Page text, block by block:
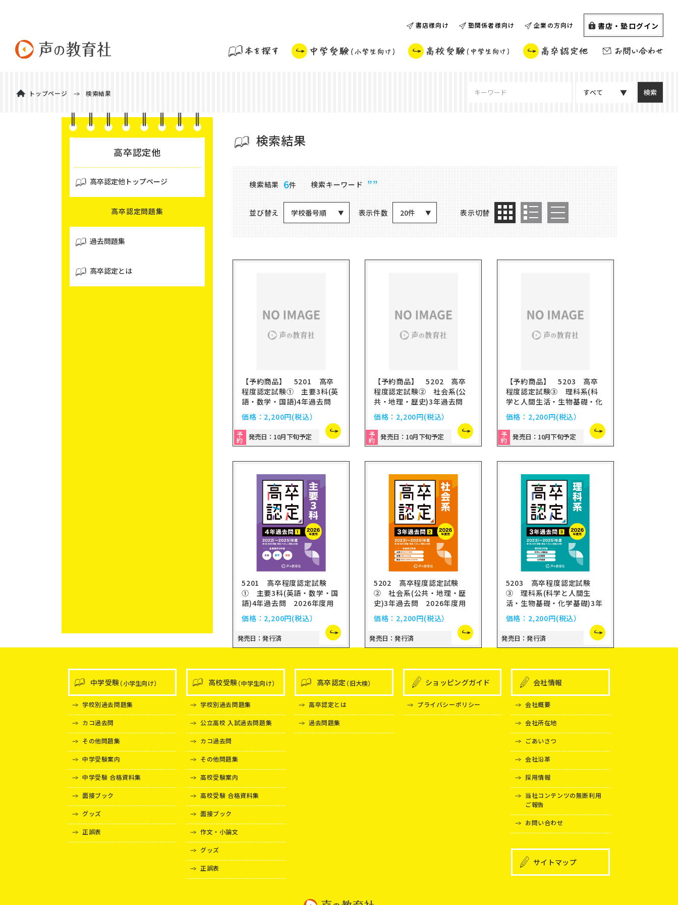
書店様向け 塾関係者様向け 企業の方向け 書店・塾ログイン
すべて
トップページ 検索結果
検索結果
商品検索結果
検索結果 6件 検索キーワード ””
並び替え 学校番号順 表示件数 20件 表示切替
【予約商品】 5201 高卒
程度認定試験① 主要3科(英
語・数学・国語)4年過去問
2027年度用
価格： 2,200円(税込）
予
約 発売日：10月下旬予定
【予約商品】 5202 高卒
程度認定試験② 社会系(公
共・地理・歴史)3年過去問
2027年度用
価格： 2,200円(税込）
予
約 発売日：10月下旬予定
【予約商品】 5203 高卒
程度認定試験③ 理科系(科
学と人間生活・生物基礎・化
学基礎)3年過去問 2027年
度用
価格： 2,200円(税込）
予
約 発売日：10月下旬予定
5201 高卒程度認定試験
① 主要3科(英語・数学・国
語)4年過去問 2026年度用
価格： 2,200円(税込）
発売日：発行済
5202 高卒程度認定試験
② 社会系(公共・地理・歴
史)3年過去問 2026年度用
価格： 2,200円(税込）
発売日：発行済
5203 高卒程度認定試験
③ 理科系(科学と人間生
活・生物基礎・化学基礎)3年
過去問 2026年度用
価格： 2,200円(税込）
発売日：発行済
高卒認定他
高卒認定他トップページ
高卒認定問題集
過去問題集
高卒認定とは
中学受験（小学生向け）
学校別過去問題集
カコ過去問
その他問題集
中学受験案内
中学受験 合格資料集
面接ブック
グッズ
正誤表
高校受験（中学生向け）
学校別過去問題集
公立高校 入試過去問題集
カコ過去問
その他問題集
高校受験案内
高校受験 合格資料集
面接ブック
作文・小論文
グッズ
正誤表
高卒認定（旧大検）
高卒認定とは
過去問題集
ショッピングガイド
プライバシーポリシー
会社情報
会社概要
会社所在地
ごあいさつ
会社沿革
採用情報
当社コンテンツの無断利用
ご報告
お問い合わせ
サイトマップ